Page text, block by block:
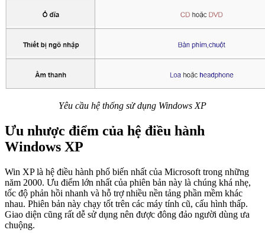
Yêu cầu hệ thống sử dụng Windows XP
Ưu nhược điểm của hệ điều hành
Windows XP
Win XP là hệ điều hành phổ biến nhất của Microsoft trong những
năm 2000. Ưu điểm lớn nhất của phiên bản này là chúng khá nhẹ,
tốc độ phản hồi nhanh và hỗ trợ nhiều nền tảng phần mềm khác
nhau. Phiên bản này chạy tốt trên các máy tính cũ, cấu hình thấp.
Giao diện cũng rất dễ sử dụng nên được đông đảo người dùng ưa
chuộng.